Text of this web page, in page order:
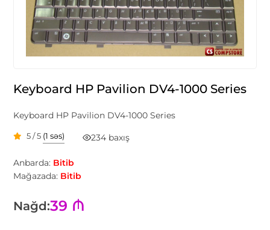
Keyboard HP Pavilion DV4-1000 Series
Keyboard HP Pavilion DV4-1000 Series
5 / 5 (1 səs) 234 baxış
Anbarda: Bitib
Mağazada: Bitib
Nağd:39 ₼